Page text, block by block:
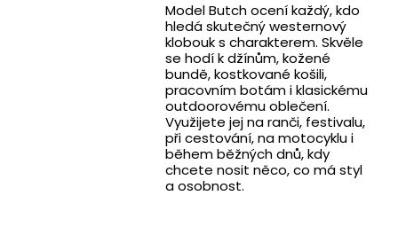
Model Butch ocení každý, kdo
hledá skutečný westernový
klobouk s charakterem. Skvěle
se hodí k džínům, kožené
bundě, kostkované košili,
pracovním botám i klasickému
outdoorovému oblečení.
Využijete jej na ranči, festivalu,
při cestování, na motocyklu i
během běžných dnů, kdy
chcete nosit něco, co má styl
a osobnost.